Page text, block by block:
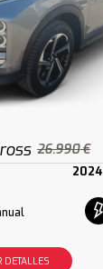
26.990 €
2024
DETALLES